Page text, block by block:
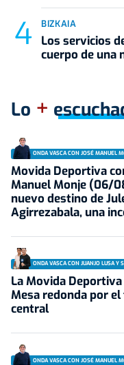
BIZKAIA
Los servicios
cuerpo de una
Lo +
ONDA VASCA CON JOSÉ MANUEL
Movida Deportiva
Manuel Monje (06/
nuevo destino de
Agirrezabala, una
ONDA VASCA CON JUANJO LUSA Y
La Movida
Mesa redonda por
central
ONDA VASCA CON JOSÉ MANUEL